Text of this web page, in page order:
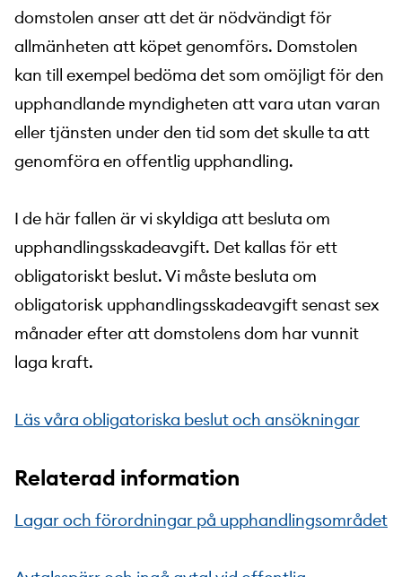
domstolen anser att det är nödvändigt för
allmänheten att köpet genomförs. Domstolen
kan till exempel bedöma det som omöjligt för den
upphandlande myndigheten att vara utan varan
eller tjänsten under den tid som det skulle ta att
genomföra en offentlig upphandling.
I de här fallen är vi skyldiga att besluta om
upphandlingsskadeavgift. Det kallas för ett
obligatoriskt beslut. Vi måste besluta om
obligatorisk upphandlingsskadeavgift senast sex
månader efter att domstolens dom har vunnit
laga kraft.
Läs våra obligatoriska beslut och ansökningar
Relaterad information
Lagar och förordningar på upphandlingsområdet